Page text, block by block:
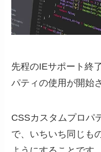
先程のIEサポート終
パティの使用が開始
CSSカスタムプロパ
で、いちいち同じも